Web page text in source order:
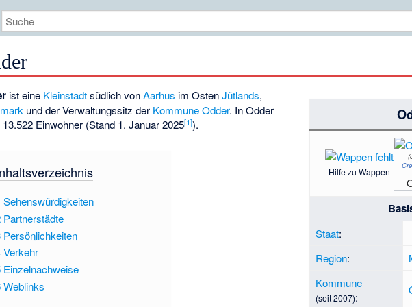
Hilfe zu Wappen
Staat:
Region:
Kommune
(seit 2007):
ist eine Kleinstadtsüdlich vonAarhus im OstenJütlands,
und der Verwaltungssitz der Kommune Odder. In Odder
13.522 Einwohner (Stand 1. Januar 2025[1]).
Sehenswürdigkeiten
Partnerstädte
Persönlichkeiten
Verkehr
Einzelnachweise
Weblinks